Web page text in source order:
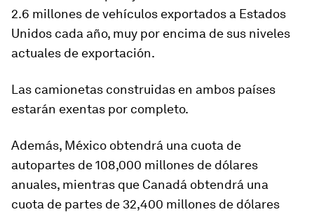
2.6 millones de vehículos exportados a Estados
Unidos cada año, muy por encima de sus niveles
actuales de exportación.
Las camionetas construidas en ambos países
estarán exentas por completo.
Además, México obtendrá una cuota de
autopartes de 108,000 millones de dólares
anuales, mientras que Canadá obtendrá una
cuota de partes de 32,400 millones de dólares